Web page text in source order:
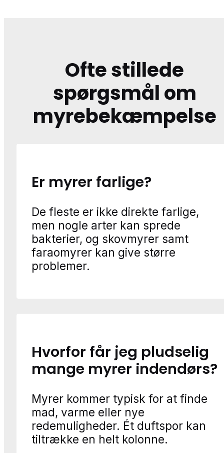
Ofte stillede
spørgsmål om
myrebekæmpelse
Er myrer farlige?
De fleste er ikke direkte farlige,
men nogle arter kan sprede
bakterier, og skovmyrer samt
faraomyrer kan give større
problemer.
Hvorfor får jeg pludselig
mange myrer indendørs?
Myrer kommer typisk for at finde
mad, varme eller nye
redemuligheder. Ét duftspor kan
tiltrække en helt kolonne.